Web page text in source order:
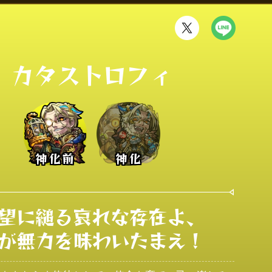
カタストロフィ
神化前 神化
に縋る哀れな存在よ、
無力を味わいたまえ！